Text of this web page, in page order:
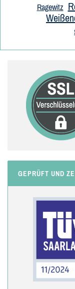
Ragewitz
GEPRÜFT UND